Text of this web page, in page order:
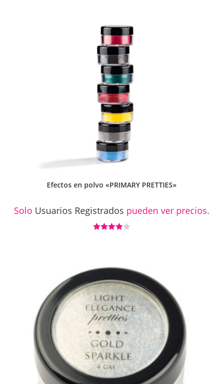
Efectos en polvo «PRIMARY PRETTIES»
Solo Usuarios Registrados pueden ver precios.